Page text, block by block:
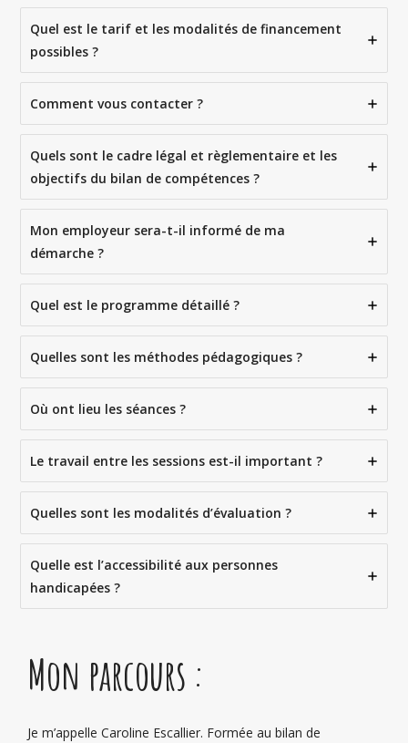
Quel est le tarif et les modalités de financement
possibles ?
Comment vous contacter ?
Quels sont le cadre légal et règlementaire et les
objectifs du bilan de compétences ?
Mon employeur sera-t-il informé de ma
démarche ?
Quel est le programme détaillé ?
Quelles sont les méthodes pédagogiques ?
Où ont lieu les séances ?
Le travail entre les sessions est-il important ?
Quelles sont les modalités d’évaluation ?
Quelle est l’accessibilité aux personnes
handicapées ?
Mon parcours :
Je m’appelle Caroline Escallier. Formée au bilan de